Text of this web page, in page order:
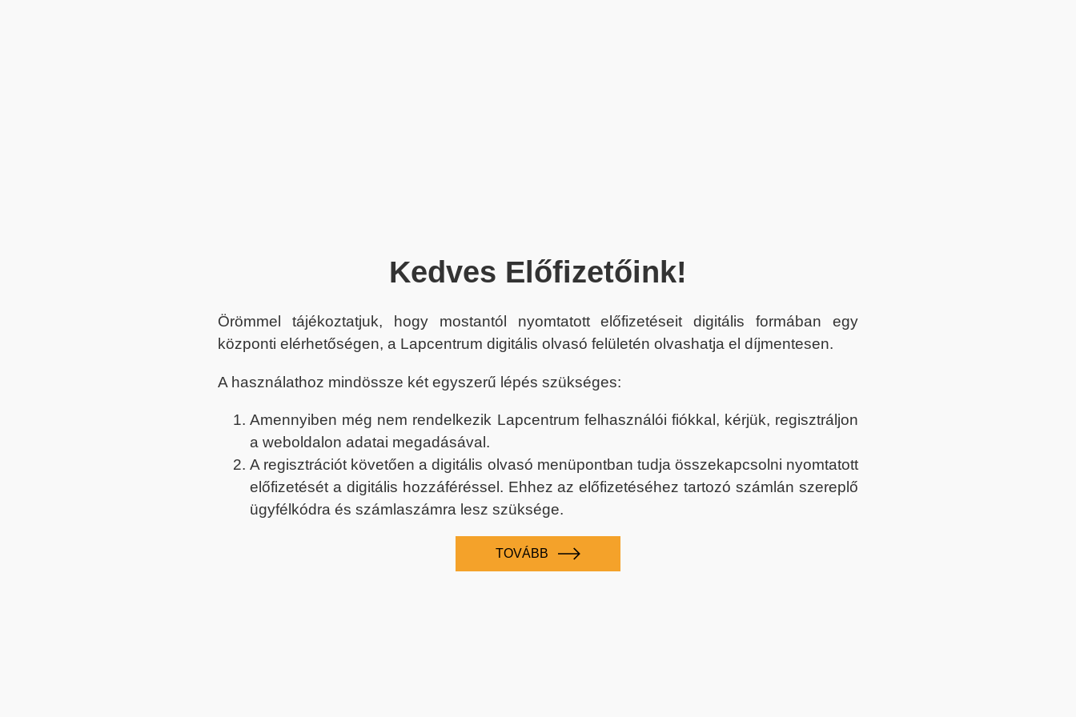
Kedves Előfizetőink!
Örömmel tájékoztatjuk, hogy mostantól nyomtatott előfizetéseit digitális formában egy
központi elérhetőségen, a Lapcentrum digitális olvasó felületén olvashatja el díjmentesen.
A használathoz mindössze két egyszerű lépés szükséges:
Amennyiben még nem rendelkezik Lapcentrum felhasználói fiókkal, kérjük, regisztráljon
a weboldalon adatai megadásával.
A regisztrációt követően a digitális olvasó menüpontban tudja összekapcsolni nyomtatott
előfizetését a digitális hozzáféréssel. Ehhez az előfizetéséhez tartozó számlán szereplő
ügyfélkódra és számlaszámra lesz szüksége.
TOVÁBB